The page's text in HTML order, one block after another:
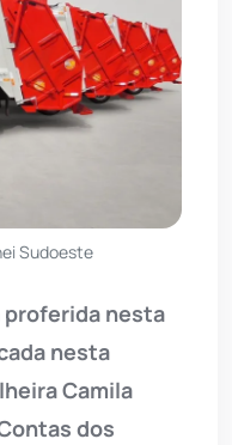
Sudoeste
proferida nesta
nesta
Camila
dos